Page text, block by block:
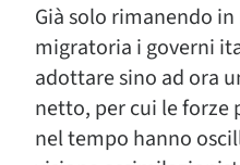
Già solo rimanendo
migratoria i governi
adottare sino ad ora
netto, per cui le forze
nel tempo hanno